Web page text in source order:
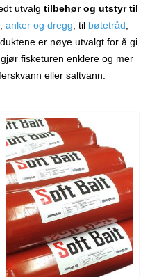
utvalg tilbehør og utstyr til
anker og dregg , til bøtetråd
er nøye utvalgt for å gi
fisketuren enklere og mer
eller saltvann.